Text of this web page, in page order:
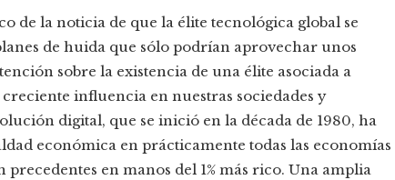
de la noticia de que la élite tecnológica global se
de huida que sólo podrían aprovechar unos
sobre la existencia de una élite asociada a
influencia en nuestras sociedades y
digital, que se inició en la década de 1980, ha
económica en prácticamente todas las economías
en manos del 1% más rico. Una amplia